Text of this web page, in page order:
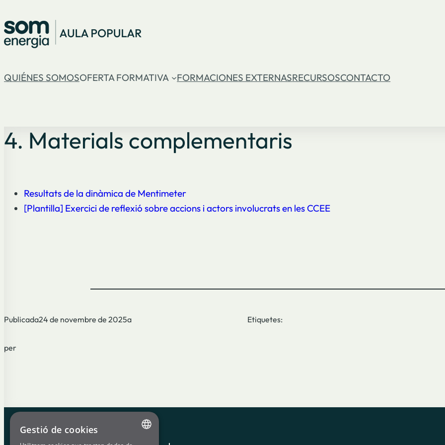
al
contingut
QUIÉNES SOMOSOFERTA FORMATIVA FORMACIONES EXTERNASRECURSOSCONTACTO
4. Materials complementaris
Resultats de la dinàmica de Mentimeter
[Plantilla] Exercici de reflexió sobre accions i actors involucrats en les CCEE
Publicada24 de novembre de 2025a
per
Etiquetes:
Gestió de cookies